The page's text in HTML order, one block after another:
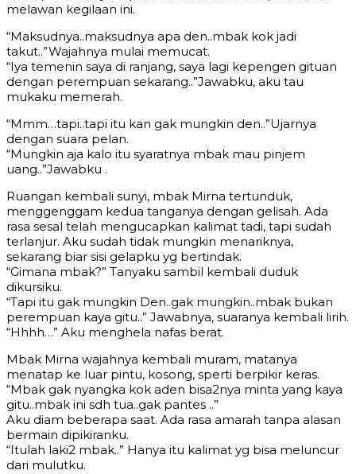
melawan kegilaan ini.
“Maksudnya..maksudnya apa den..mbak kok jadi
takut..”Wajahnya mulai memucat.
“Iya temenin saya di ranjang, saya lagi kepengen gituan
dengan perempuan sekarang..”Jawabku, aku tau
mukaku memerah.
“Mmm…tapi..tapi itu kan gak mungkin den..”Ujarnya
dengan suara pelan.
“Mungkin aja kalo itu syaratnya mbak mau pinjem
uang..”Jawabku .
Ruangan kembali sunyi, mbak Mirna tertunduk,
menggenggam kedua tanganya dengan gelisah. Ada
rasa sesal telah mengucapkan kalimat tadi, tapi sudah
terlanjur. Aku sudah tidak mungkin menariknya,
sekarang biar sisi gelapku yg bertindak.
“Gimana mbak?” Tanyaku sambil kembali duduk
dikursiku.
“Tapi itu gak mungkin Den..gak mungkin..mbak bukan
perempuan kaya gitu..” Jawabnya, suaranya kembali lirih.
“Hhhh…” Aku menghela nafas berat.
Mbak Mirna wajahnya kembali muram, matanya
menatap ke luar pintu, kosong, sperti berpikir keras.
“Mbak gak nyangka kok aden bisa2nya minta yang kaya
gitu..mbak ini sdh tua..gak pantes ..”
Aku diam beberapa saat. Ada rasa amarah tanpa alasan
bermain dipikiranku.
“Itulah laki2 mbak..” Hanya itu kalimat yg bisa meluncur
dari mulutku.